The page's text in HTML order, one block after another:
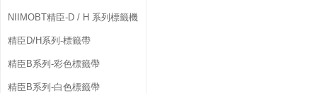
NIIMOBT精臣-D / H 系列標籤機
精臣D/H系列-標籤帶
精臣B系列-彩色標籤帶
精臣B系列-白色標籤帶